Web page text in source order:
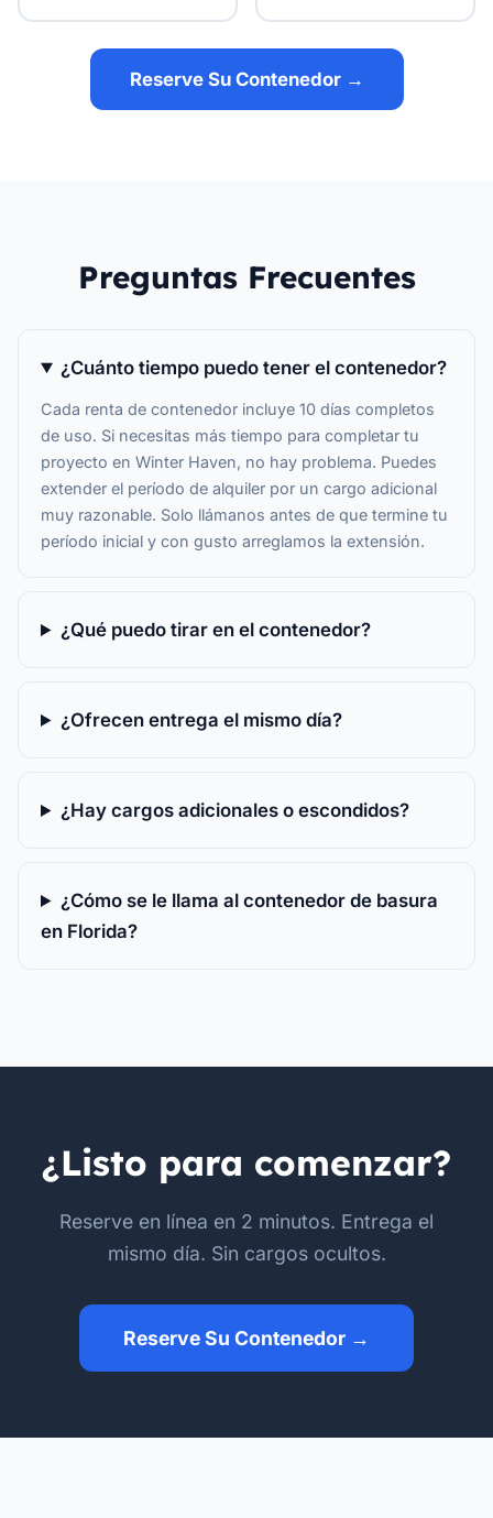
Reserve Su Contenedor →
Preguntas Frecuentes
¿Cuánto tiempo puedo tener el contenedor?
Cada renta de contenedor incluye 10 días completos
de uso. Si necesitas más tiempo para completar tu
proyecto en Winter Haven, no hay problema. Puedes
extender el período de alquiler por un cargo adicional
muy razonable. Solo llámanos antes de que termine tu
período inicial y con gusto arreglamos la extensión.
¿Qué puedo tirar en el contenedor?
¿Ofrecen entrega el mismo día?
¿Hay cargos adicionales o escondidos?
¿Cómo se le llama al contenedor de basura
en Florida?
¿Listo para comenzar?
Reserve en línea en 2 minutos. Entrega el
mismo día. Sin cargos ocultos.
Reserve Su Contenedor →